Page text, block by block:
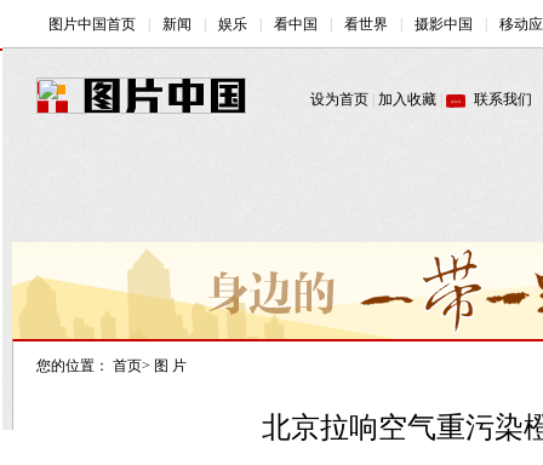
您的位置： 首页> 图 片
北京拉响空气重污染